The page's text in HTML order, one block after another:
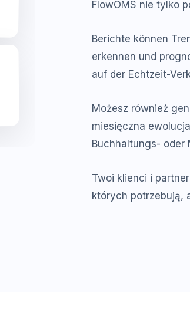
FlowOMS nie tylko
Berichte können
erkennen und
auf der Echtzeit-
Możesz również
miesięczna
Buchhaltungs- oder
Twoi klienci i
których potrzebują,